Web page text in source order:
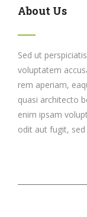
About Us
Sed ut
voluptatem
rem aperiam,
quasi architecto
enim ipsam
odit aut fugit,